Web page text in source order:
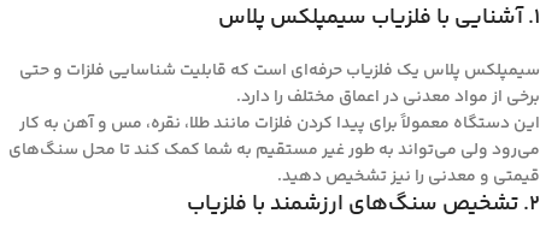
1. آشنایی با فلزیاب سیمپلکس پلاس
سیمپلکس پلاس یک فلزیاب حرفه‌ای است که قابلیت شناسایی فلزات و حتی
برخی از مواد معدنی در اعماق مختلف را دارد.
این دستگاه معمولاً برای پیدا کردن فلزات مانند طلا، نقره، مس و آهن به کار
می‌رود ولی می‌تواند به طور غیر مستقیم به شما کمک کند تا محل سنگ‌های
قیمتی و معدنی را نیز تشخیص دهید.
2. تشخیص سنگ‌های ارزشمند با فلزیاب